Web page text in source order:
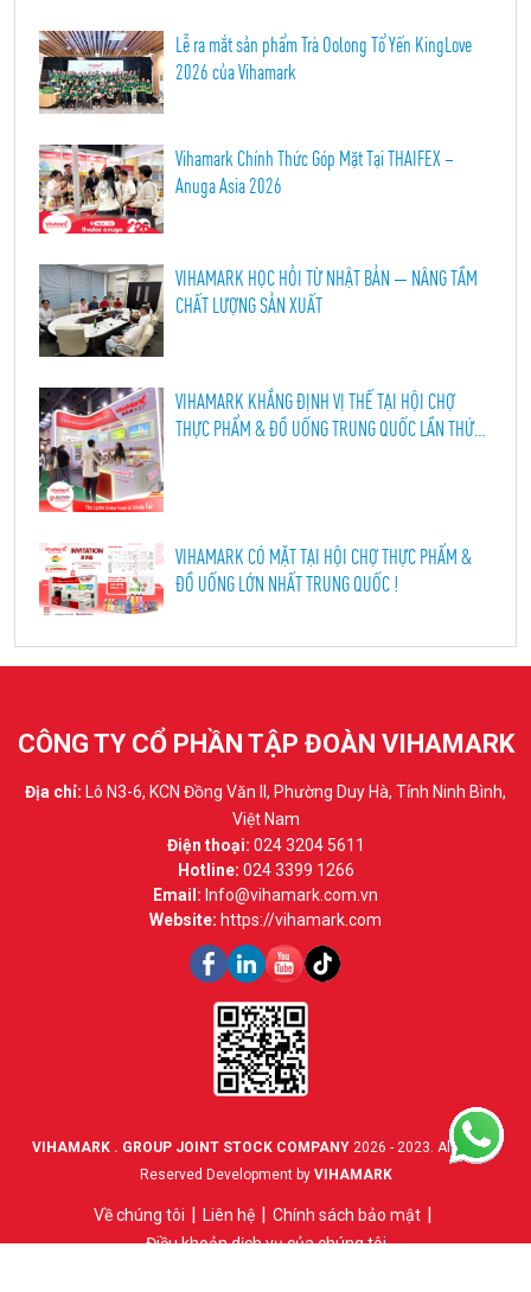
Lễ ra mắt sản phẩm Trà Oolong Tổ Yến KingLove
2026 của Vihamark
Vihamark Chính Thức Góp Mặt Tại THAIFEX –
Anuga Asia 2026
VIHAMARK HỌC HỎI TỪ NHẬT BẢN — NÂNG TẦM
CHẤT LƯỢNG SẢN XUẤT
VIHAMARK KHẲNG ĐỊNH VỊ THẾ TẠI HỘI CHỢ
THỰC PHẨM & ĐỒ UỐNG TRUNG QUỐC LẦN THỨ
VIHAMARK CÓ MẶT TẠI HỘI CHỢ THỰC PHẨM &
ĐỒ UỐNG LỚN NHẤT TRUNG QUỐC !
CÔNG TY CỔ PHẦN TẬP ĐOÀN VIHAMARK
Địa chỉ: Lô N3-6, KCN Đồng Văn II, Phường Duy Hà, Tỉnh Ninh Bình,
Việt Nam
Điện thoại: 024 3204 5611
Hotline: 024 3399 1266
Email: Info@vihamark.com.vn
Website: https://vihamark.com
VIHAMARK . GROUP JOINT STOCK COMPANY2026 - 2023. All Rights
Reserved Development by VIHAMARK
Về chúng tôi Liên hệ
Chính sách bảo mật
Điều khoản dịch vụ của chúng tôi